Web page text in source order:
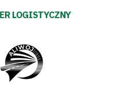
LOGISTYCZNY